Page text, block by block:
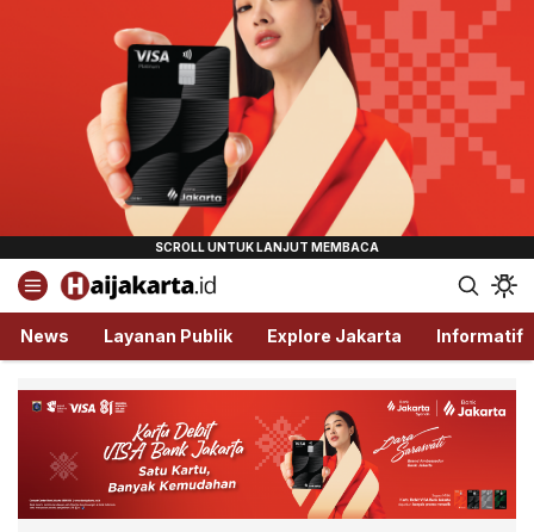
Haijakarta.id
Semua Tentang Jakarta Ada Disini!
News Layanan Publik Explore Jakarta Informatif